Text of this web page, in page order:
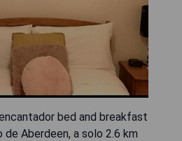
bed and breakfast
Aberdeen, a solo 2.6 km